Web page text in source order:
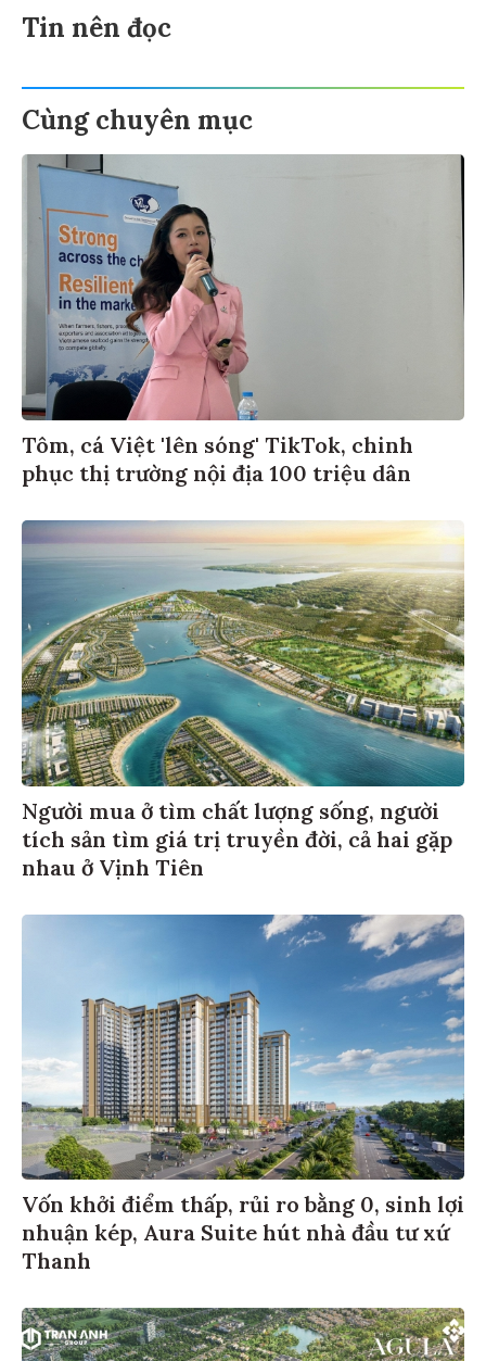
Tin nên đọc
Cùng chuyên mục
Tôm, cá Việt 'lên sóng' TikTok, chinh
phục thị trường nội địa 100 triệu dân
Người mua ở tìm chất lượng sống, người
tích sản tìm giá trị truyền đời, cả hai gặp
nhau ở Vịnh Tiên
Vốn khởi điểm thấp, rủi ro bằng 0, sinh lợi
nhuận kép, Aura Suite hút nhà đầu tư xứ
Thanh